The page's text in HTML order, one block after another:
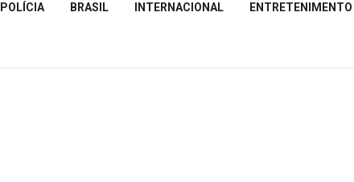
POLÍCIA BRASIL INTERNACIONAL ENTRETENIMENTO